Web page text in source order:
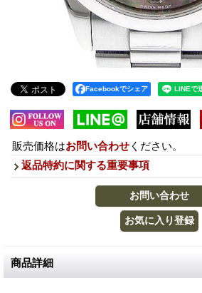
Facebookでシェア
販売価格はお問い合わせ ください。
返品特約に関する重要事項
商品詳細